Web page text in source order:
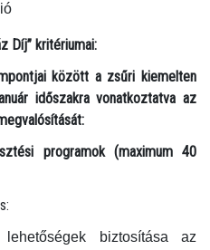
Díj” kritériumai:
között a zsűri kiemelten
időszakra vonatkoztatva az
programok (maximum 40
biztosítása az